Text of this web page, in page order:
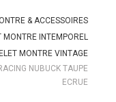
& ACCESSOIRES
MONTRE INTEMPOREL
MONTRE VINTAGE
NUBUCK TAUPE
ECRUE